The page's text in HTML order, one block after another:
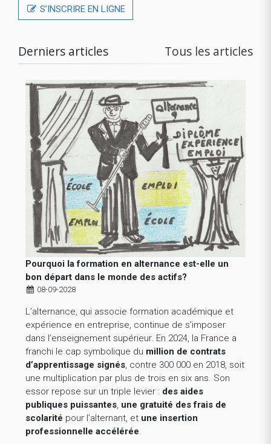
S’INSCRIRE EN LIGNE
Derniers articles Tous les articles
Pourquoi la formation en alternance est-elle un
bon départ dans le monde des actifs?
08-09-2028
L’alternance, qui associe formation académique et
expérience en entreprise, continue de s’imposer
dans l’enseignement supérieur. En 2024, la France a
franchi le cap symbolique du million de contrats
d’apprentissage signés, contre 300 000 en 2018, soit
une multiplication par plus de trois en six ans. Son
essor repose sur un triple levier : des aides
publiques puissantes, une gratuité des frais de
scolarité pour l’alternant, et une insertion
professionnelle accélérée.